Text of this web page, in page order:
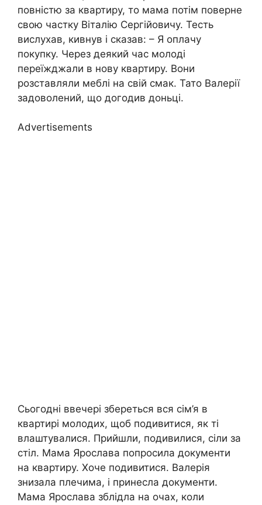
повністю за квартиру, то мама потім поверне
свою частку Віталію Сергійовичу. Тесть
вислухав, кивнув і сказав: – Я оплачу
покупку. Через деякий час молоді
переїжджали в нову квартиру. Вони
розставляли меблі на свій смак. Тато Валерії
задоволений, що догодив доньці.
Advertisements
Сьогодні ввечері збереться вся сім’я в
квартирі молодих, щоб подивитися, як ті
влаштувалися. Прийшли, подивилися, сіли за
стіл. Мама Ярослава попросила документи
на квартиру. Хоче подивитися. Валерія
знизала плечима, і принесла документи.
Мама Ярослава зблідла на очах, коли